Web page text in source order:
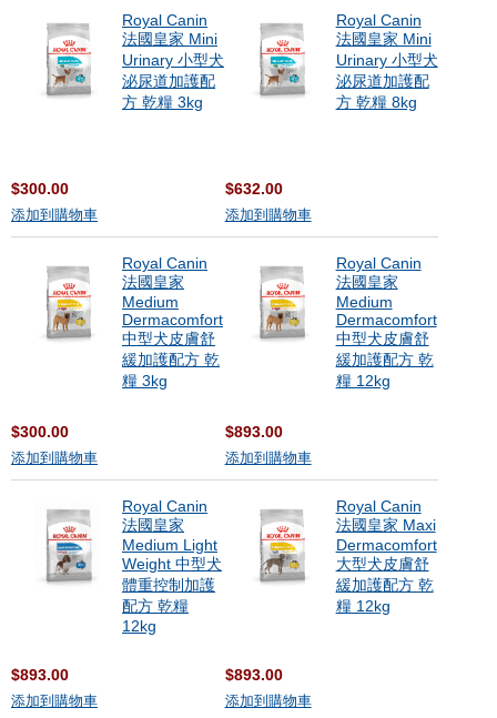
Royal Canin
法國皇家 Mini
Urinary 小型犬
泌尿道加護配
方 乾糧 3kg
$300.00
添加到購物車
Royal Canin
法國皇家 Mini
Urinary 小型犬
泌尿道加護配
方 乾糧 8kg
$632.00
添加到購物車
Royal Canin
法國皇家
Medium
Dermacomfort
中型犬皮膚舒
緩加護配方 乾
糧 3kg
$300.00
添加到購物車
Royal Canin
法國皇家
Medium
Dermacomfort
中型犬皮膚舒
緩加護配方 乾
糧 12kg
$893.00
添加到購物車
Royal Canin
法國皇家
Medium Light
Weight 中型犬
體重控制加護
配方 乾糧
12kg
$893.00
添加到購物車
Royal Canin
法國皇家 Maxi
Dermacomfort
大型犬皮膚舒
緩加護配方 乾
糧 12kg
$893.00
添加到購物車